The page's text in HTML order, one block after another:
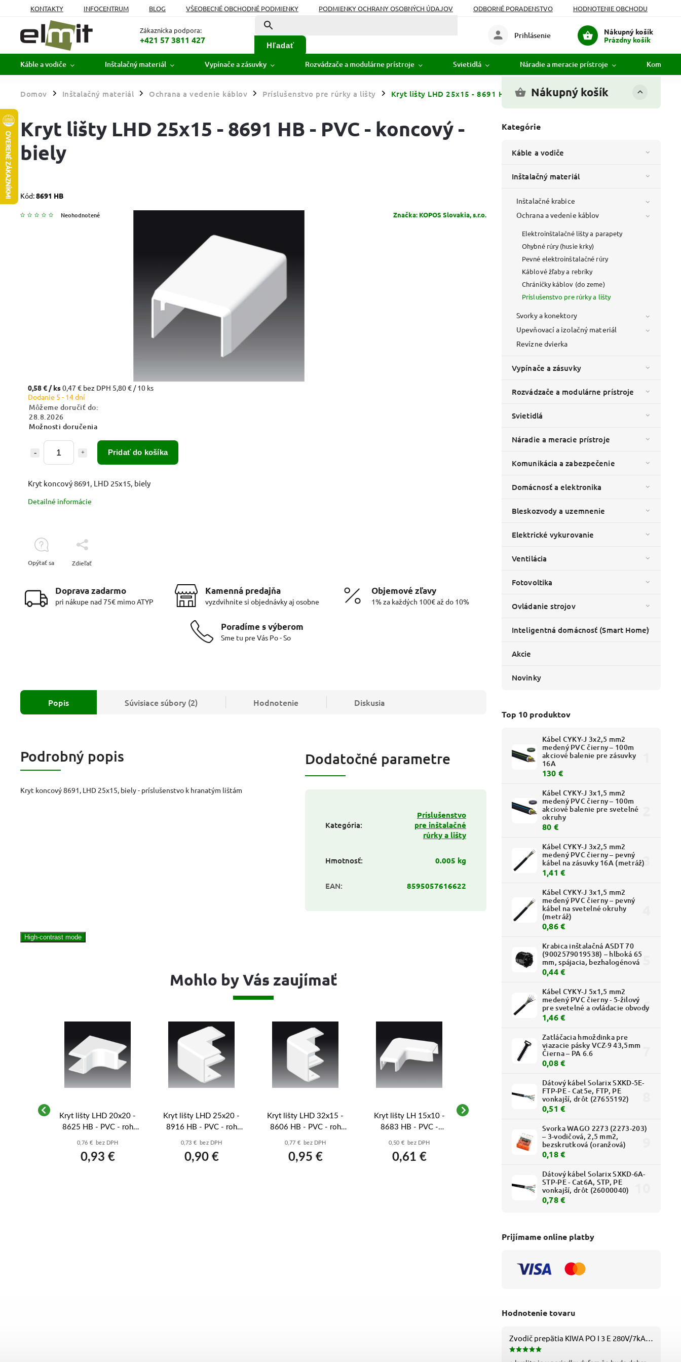
KONTAKTY INFOCENTRUM BLOG VŠEOBECNÉ OBCHODNÉ PODMIENKY PODMIENKY OCHRANY OSOBNÝCH ÚDAJOV ODBORNÉ PORADENSTVO
HODNOTENIE OBCHODU
MOJA OBJEDNÁVKA
Zákaznícka podpora:
+421 57 3811 427
Hľadať
Nákupný košík
Prázdny košík
Prihlásenie
Káble a vodiče Inštalačný materiál Vypínače a zásuvky Rozvádzače a modulárne prístroje Svietidlá Náradie a meracie prístroje
Domov / Inštalačný materiál / Ochrana a vedenie káblov / Príslušenstvo pre rúrky a lišty / Kryt lišty LHD 25x15 - 8691 HB - PVC - koncový - biely
Nákupný košík
Kategórie
Káble a vodiče
Inštalačný materiál
Inštalačné krabice
Ochrana a vedenie káblov
Elektroinštalačné lišty a parapety
Ohybné rúry (husie krky)
Pevné elektroinštalačné rúry
Káblové žľaby a rebríky
Chráničky káblov (do zeme)
Príslušenstvo pre rúrky a lišty
Svorky a konektory
Upevňovací a izolačný materiál
Revízne dvierka
Vypínače a zásuvky
Rozvádzače a modulárne prístroje
Svietidlá
Náradie a meracie prístroje
Komunikácia a zabezpečenie
Domácnosť a elektronika
Bleskozvody a uzemnenie
Elektrické vykurovanie
Ventilácia
Fotovoltika
Ovládanie strojov
Inteligentná domácnosť (Smart Home)
Akcie
Novinky
Top 10 produktov
Kábel CYKY-J 3x2,5 mm2
medený PVC čierny – 100m
akciové balenie pre zásuvky
16A
130 €
Kábel CYKY-J 3x1,5 mm2
medený PVC čierny – 100m
akciové balenie pre svetelné
okruhy
80 €
Kábel CYKY-J 3x2,5 mm2
medený PVC čierny – pevný
kábel na zásuvky 16A (metráž)
1,41 €
Kábel CYKY-J 3x1,5 mm2
medený PVC čierny – pevný
kábel na svetelné okruhy
(metráž)
0,86 €
Krabica inštalačná ASDT 70
(9002579019538) – hlboká 65
mm, spájacia, bezhalogénová
0,44 €
Kábel CYKY-J 5x1,5 mm2
medený PVC čierny - 5-žilový
pre svetelné a ovládacie obvody
1,46 €
Zatláčacia hmoždinka pre
viazacie pásky VCZ-9 43,5mm
Čierna – PA 6.6
0,08 €
Dátový kábel Solarix SXKD-5E-
FTP-PE - Cat5e, FTP, PE
vonkajší, drôt (27655192)
0,51 €
Svorka WAGO 2273 (2273-203)
– 3-vodičová, 2,5 mm2,
bezskrutková (oranžová)
0,18 €
Dátový kábel Solarix SXKD-6A-
STP-PE - Cat6A, STP, PE
vonkajší, drôt (26000040)
0,78 €
Prijímame online platby
Hodnotenie tovaru
Kryt lišty LHD 25x15 - 8691 HB - PVC - koncový -
biely
Kód:8691 HB
Neohodnotené Značka: KOPOS Slovakia, s.r.o.
0,58 € / ks0,47 € bez DPH 5,80 € / 10 ks
Dodanie 5 - 14 dní
Môžeme doručiť do:
28.8.2026
Možnosti doručenia
Pridať do košíka
Kryt koncový 8691, LHD 25x15, biely
Detailné informácie
Opýtať sa Zdieľať
Doprava zadarmo
pri nákupe nad 75€ mimo ATYP
Kamenná predajňa
vyzdvihnite si objednávky aj osobne
Objemové zľavy
1% za každých 100€ až do 10%
Poradíme s výberom
Sme tu pre Vás Po - So
Popis Súvisiace súbory (2) Hodnotenie Diskusia
Podrobný popis
Kryt koncový 8691, LHD 25x15, biely - príslušenstvo k hranatým lištám
Dodatočné parametre
Kategória:
Príslušenstvo
pre inštalačné
rúrky a lišty
Hmotnosť: 0.005 kg
EAN: 8595057616622
High-contrast mode
Mohlo by Vás zaujímať
Kryt lišty LHD 20x20 -
8625 HB - PVC - roh
0,76 € bez DPH
0,93 €
Kryt lišty LHD 25x20 -
8916 HB - PVC - roh
0,73 € bez DPH
0,90 €
Kryt lišty LHD 32x15 -
8606 HB - PVC - roh
0,77 € bez DPH
0,95 €
Kryt lišty LH 15x10 -
8683 HB - PVC -
0,50 € bez DPH
0,61 €
8604 HB - PVC - odbočný
- biely
0,77 € bez DPH
8676 HB - PVC - roh
vonkajší - biely
0,63 € bez DPH